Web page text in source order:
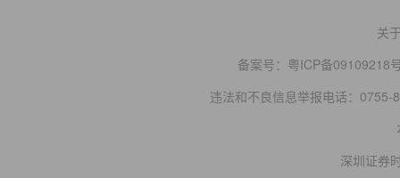
关
备案号： 粤ICP备09109218
违法和不良信息举报电话：0755-
深圳证券